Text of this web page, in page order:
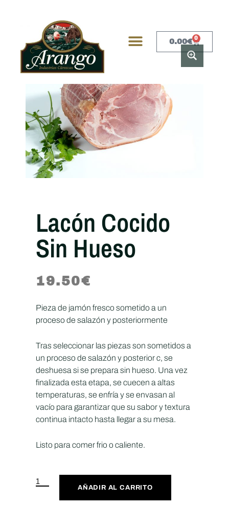
0.00€ 0
Lacón Cocido
Sin Hueso
19.50€
Pieza de jamón fresco sometido a un
proceso de salazón y posteriormente
Tras seleccionar las piezas son sometidos a
un proceso de salazón y posterior c, se
deshuesa si se prepara sin hueso. Una vez
finalizada esta etapa, se cuecen a altas
temperaturas, se enfría y se envasan al
vacío para garantizar que su sabor y textura
continua intacto hasta llegar a su mesa.
Listo para comer frio o caliente.
AÑADIR AL CARRITO